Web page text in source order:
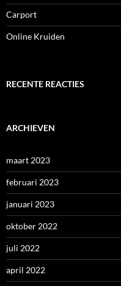
Carport
Online Kruiden
RECENTE REACTIES
ARCHIEVEN
maart 2023
februari 2023
januari 2023
oktober 2022
juli 2022
april 2022